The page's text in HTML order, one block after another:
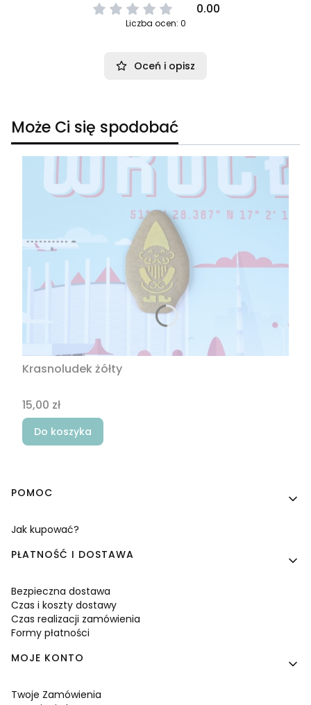
0.00
Liczba ocen: 0
Oceń i opisz
Może Ci się spodobać
Krasnoludek żółty
Cena
15,00 zł
Do koszyka
Linki w stopce
POMOC
Jak kupować?
PŁATNOŚĆ I DOSTAWA
Bezpieczna dostawa
Czas i koszty dostawy
Czas realizacji zamówienia
Formy płatności
MOJE KONTO
Twoje Zamówienia